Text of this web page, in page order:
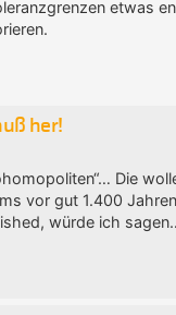
etwas
her!
Die
vor gut 1.400
würde ich